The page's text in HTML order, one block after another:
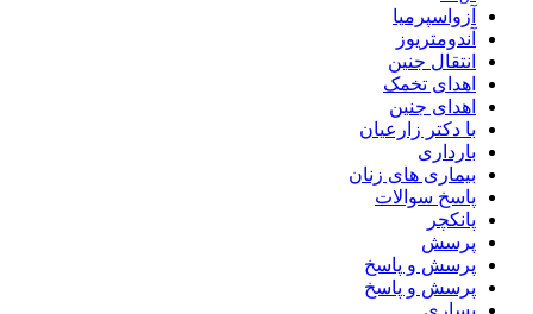
آزواسپرمیا
آندومتریوز
انتقال جنین
اهدای تخمک
اهدای جنین
با دکتر زارعیان
بارداری
بیماری های زنان
پاسخ سوالات
پانکچر
پرسش
پرسش و پاسخ
پرسش و پاسخ